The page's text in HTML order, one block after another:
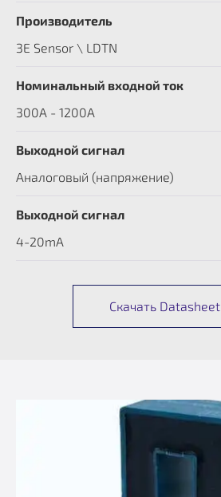
Производитель
3E Sensor \ LDTN
Номинальный входной ток
300А - 1200А
Выходной сигнал
Аналоговый (напряжение)
Выходной сигнал
4-20mA
Скачать Datasheet